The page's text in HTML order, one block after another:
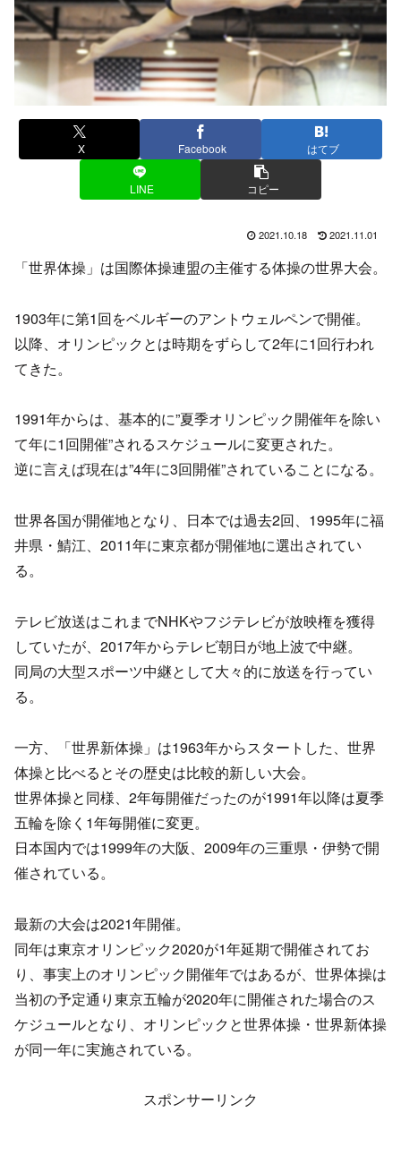
X Facebook はてブ
LINE コピー
2021.10.18 2021.11.01
「世界体操」は国際体操連盟の主催する体操の世界大会。
1903年に第1回をベルギーのアントウェルペンで開催。
以降、オリンピックとは時期をずらして2年に1回行われ
てきた。
1991年からは、基本的に”夏季オリンピック開催年を除い
て年に1回開催”されるスケジュールに変更された。
逆に言えば現在は”4年に3回開催”されていることになる。
世界各国が開催地となり、日本では過去2回、1995年に福
井県・鯖江、2011年に東京都が開催地に選出されてい
る。
テレビ放送はこれまでNHKやフジテレビが放映権を獲得
していたが、2017年からテレビ朝日が地上波で中継。
同局の大型スポーツ中継として大々的に放送を行ってい
る。
一方、「世界新体操」は1963年からスタートした、世界
体操と比べるとその歴史は比較的新しい大会。
世界体操と同様、2年毎開催だったのが1991年以降は夏季
五輪を除く1年毎開催に変更。
日本国内では1999年の大阪、2009年の三重県・伊勢で開
催されている。
最新の大会は2021年開催。
同年は東京オリンピック2020が1年延期で開催されてお
り、事実上のオリンピック開催年ではあるが、世界体操は
当初の予定通り東京五輪が2020年に開催された場合のス
ケジュールとなり、オリンピックと世界体操・世界新体操
が同一年に実施されている。
スポンサーリンク